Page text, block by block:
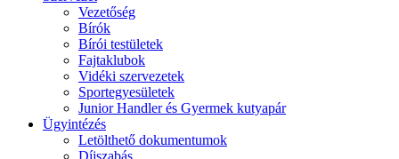
Vezetőség
Bírók
Bírói testületek
Fajtaklubok
Vidéki szervezetek
Sportegyesületek
Junior Handler és Gyermek kutyapár
Ügyintézés
Letölthető dokumentumok
Díjszabás